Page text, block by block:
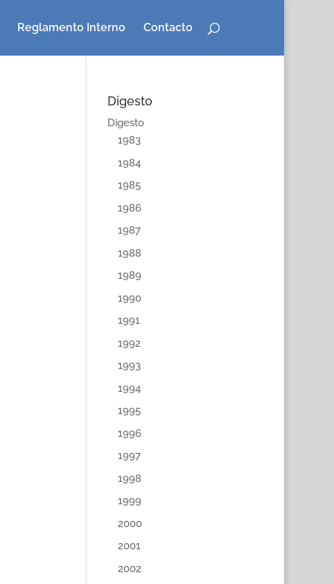
Reglamento Interno Contacto
Digesto
Digesto
1983
1984
1985
1986
1987
1988
1989
1990
1991
1992
1993
1994
1995
1996
1997
1998
1999
2000
2001
2002